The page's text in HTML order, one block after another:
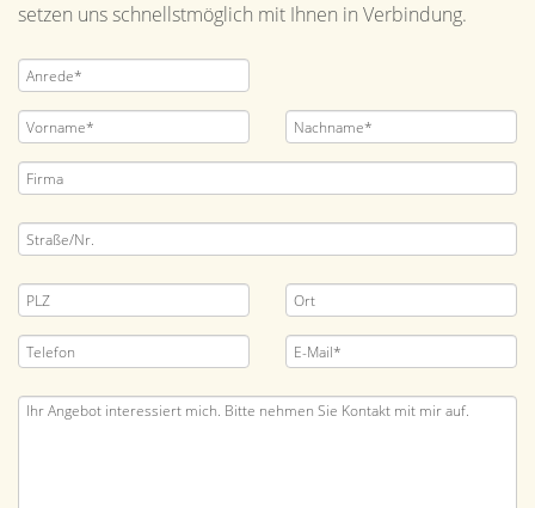
setzen uns schnellstmöglich mit Ihnen in Verbindung.